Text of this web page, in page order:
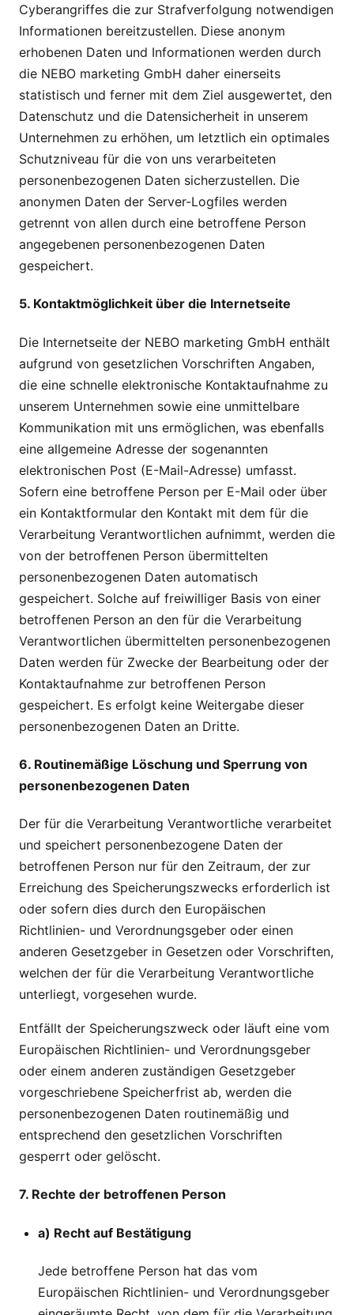
Cyberangriffes die zur Strafverfolgung notwendigen
Informationen bereitzustellen. Diese anonym
erhobenen Daten und Informationen werden durch
die NEBO marketing GmbH daher einerseits
statistisch und ferner mit dem Ziel ausgewertet, den
Datenschutz und die Datensicherheit in unserem
Unternehmen zu erhöhen, um letztlich ein optimales
Schutzniveau für die von uns verarbeiteten
personenbezogenen Daten sicherzustellen. Die
anonymen Daten der Server-Logfiles werden
getrennt von allen durch eine betroffene Person
angegebenen personenbezogenen Daten
gespeichert.
5. Kontaktmöglichkeit über die Internetseite
Die Internetseite der NEBO marketing GmbH enthält
aufgrund von gesetzlichen Vorschriften Angaben,
die eine schnelle elektronische Kontaktaufnahme zu
unserem Unternehmen sowie eine unmittelbare
Kommunikation mit uns ermöglichen, was ebenfalls
eine allgemeine Adresse der sogenannten
elektronischen Post (E-Mail-Adresse) umfasst.
Sofern eine betroffene Person per E-Mail oder über
ein Kontaktformular den Kontakt mit dem für die
Verarbeitung Verantwortlichen aufnimmt, werden die
von der betroffenen Person übermittelten
personenbezogenen Daten automatisch
gespeichert. Solche auf freiwilliger Basis von einer
betroffenen Person an den für die Verarbeitung
Verantwortlichen übermittelten personenbezogenen
Daten werden für Zwecke der Bearbeitung oder der
Kontaktaufnahme zur betroffenen Person
gespeichert. Es erfolgt keine Weitergabe dieser
personenbezogenen Daten an Dritte.
6. Routinemäßige Löschung und Sperrung von
personenbezogenen Daten
Der für die Verarbeitung Verantwortliche verarbeitet
und speichert personenbezogene Daten der
betroffenen Person nur für den Zeitraum, der zur
Erreichung des Speicherungszwecks erforderlich ist
oder sofern dies durch den Europäischen
Richtlinien- und Verordnungsgeber oder einen
anderen Gesetzgeber in Gesetzen oder Vorschriften,
welchen der für die Verarbeitung Verantwortliche
unterliegt, vorgesehen wurde.
Entfällt der Speicherungszweck oder läuft eine vom
Europäischen Richtlinien- und Verordnungsgeber
oder einem anderen zuständigen Gesetzgeber
vorgeschriebene Speicherfrist ab, werden die
personenbezogenen Daten routinemäßig und
entsprechend den gesetzlichen Vorschriften
gesperrt oder gelöscht.
7. Rechte der betroffenen Person
a) Recht auf Bestätigung
Jede betroffene Person hat das vom
Europäischen Richtlinien- und Verordnungsgeber